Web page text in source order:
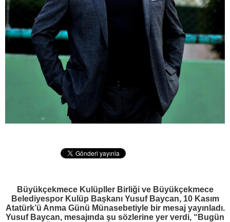
Büyükçekmece Kulüpller Birliği ve Büyükçekmece
Belediyespor Kulüp Başkanı Yusuf Baycan, 10 Kasım
Atatürk’ü Anma Günü Münasebetiyle bir mesaj yayınladı.
Yusuf Baycan, mesajında şu sözlerine yer verdi, “Bugün